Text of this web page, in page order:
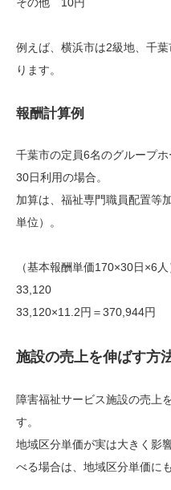
例えば、横浜市は2級地、千
ります。
報酬計算例
千葉市の定員6名のグループ
30日利用の場合。
加算は、福祉専門職員配置等
単位）。
（基本報酬単価170×30日×6
33,120
33,120×11.2円＝370,944円
施設の売上を伸ばす方
障害福祉サービス施設の売上
す。
地域区分単価が実は大きく影
べる場合は、地域区分単価に